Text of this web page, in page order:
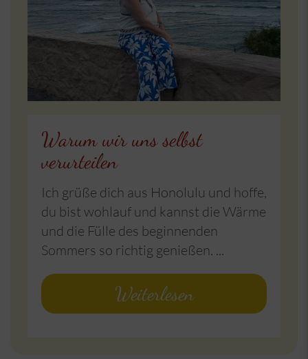
Warum wir uns selbst
verurteilen
Ich grüße dich aus Honolulu und hoffe,
du bist wohlauf und kannst die Wärme
und die Fülle des beginnenden
Sommers so richtig genießen. ...
Weiterlesen